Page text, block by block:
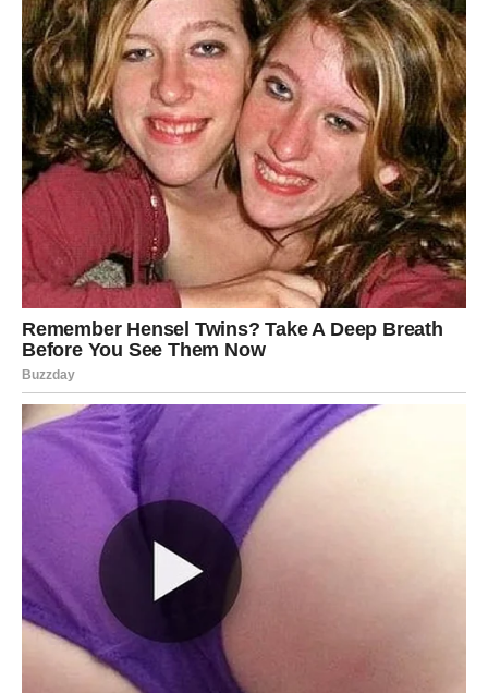
Lavovima dolazi priznanje za trud i prilika da ostvare
nešto što dugo priželjkuju.
Poruka zvijezda
Vrijeme je da zablistate punim sjajem.
DJEVICA
Novo poglavlje
Djevice će konačno pronaći odgovore koje dugo traže.
Pred vama je mnogo mirniji period.
Poruka zvijezda
Sve dolazi u pravo vrijeme.
VAGA
Novo poglavlje
Vagama dolaze harmonija, ljubav i osjećaj da se život
vraća u ravnotežu.